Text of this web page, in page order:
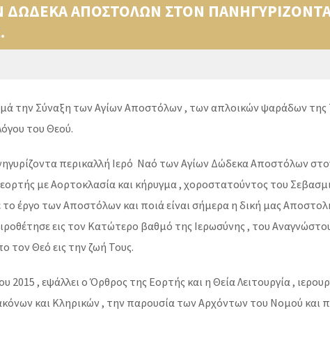
ΔΩΔΕΚΑ ΑΠΟΣΤΟΛΩΝ ΣΤΟΝ
την Σύναξη των Αγίων Αποστόλων , των απλοικών ψαράδων
του Θεού.
περικαλλή Ιερό Ναό των Αγίων Δώδεκα Αποστόλων
εορτής με Αορτοκλασία και κήρυγμα , χοροστατούντος του
έργο των Αποστόλων και ποιά είναι σήμερα η δική μας
εις τον Κατώτερο βαθμό της Ιερωσύνης , του
τον Θεό εις την ζωή Τους.
2015 , εψάλλει ο Όρθρος της Εορτής και η Θεία Λειτουργία ,
και Κληρικών , την παρουσία των Αρχόντων του Νομού και